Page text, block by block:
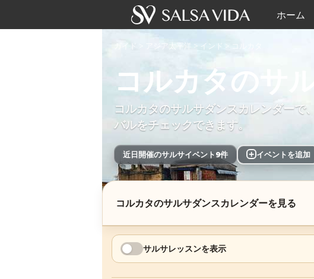
ホーム
ガイド アジア太平洋 > インド > コルカタ
コルカタのサ
コルカタのサルサダンスカレンダーで
バルをチェックできます。
近日開催のサルサイベント9件 + イベントを追加
コルカタのサルサダンスカレンダーを見る
サルサレッスンを表示